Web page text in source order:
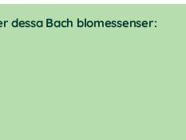
dessa Bach blomessenser: